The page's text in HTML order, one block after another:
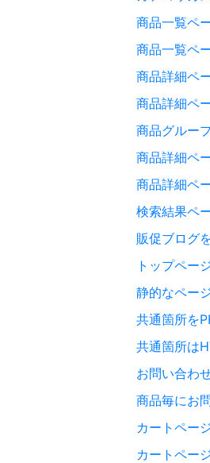
商品一覧ペ
商品一覧ペ
商品詳細ペ
商品詳細ペ
商品グルー
商品詳細ペ
商品詳細ペ
検索結果ペ
販促ブログ
トップペー
静的なペー
共通箇所を
共通箇所は
お問い合わ
商品毎にお
カートペー
カートペー